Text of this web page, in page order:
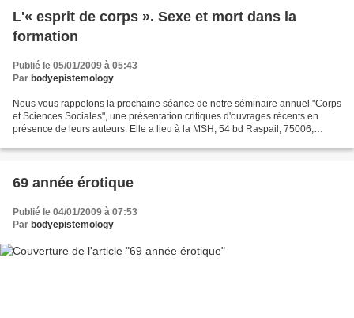
L'« esprit de corps ». Sexe et mort dans la
formation
Publié le 05/01/2009 à 05:43
Par bodyepistemology
Nous vous rappelons la prochaine séance de notre séminaire annuel "Corps
et Sciences Sociales", une présentation critiques d'ouvrages récents en
présence de leurs auteurs. Elle a lieu à la MSH, 54 bd Raspail, 75006,
69 année érotique
Publié le 04/01/2009 à 07:53
Par bodyepistemology